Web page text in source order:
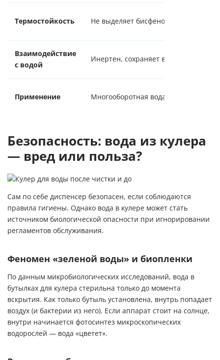
Термостойкость Не выделяет бисфенол-А при t < 60°C
Взаимодействие
с водой
Инертен, сохраняет вкус 12 месяцев
Применение Многооборотная вода 19л
Безопасность: вода из кулера
— вред или польза?
Сам по себе диспенсер безопасен, если соблюдаются
правила гигиены. Однако вода в кулере может стать
источником биологической опасности при игнорировании
регламентов обслуживания.
Феномен «зеленой воды» и биопленки
По данным микробиологических исследований, вода в
бутылках для кулера стерильна только до момента
вскрытия. Как только бутыль установлена, внутрь попадает
воздух (и бактерии из него). Если аппарат стоит на солнце,
внутри начинается фотосинтез микроскопических
водорослей — вода «цветет».